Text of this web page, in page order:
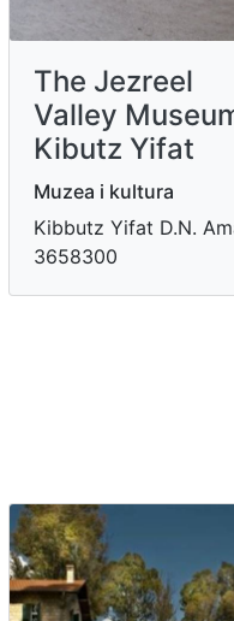
The Jezreel
Valley
Kibutz Yifat
Muzea i kultura
Ki​bbutz Yifat D.N.
3658300